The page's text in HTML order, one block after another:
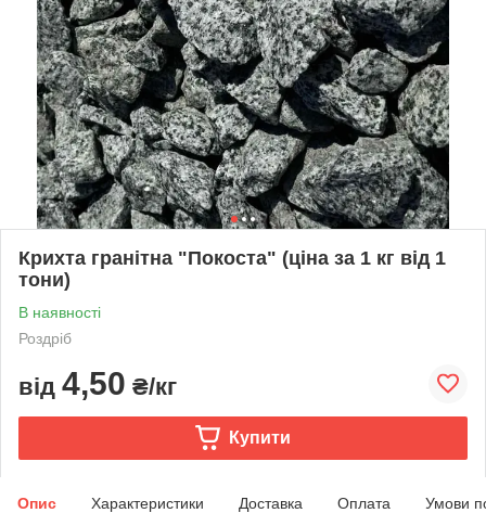
Крихта гранітна "Покоста" (ціна за 1 кг від 1
тони)
В наявності
Роздріб
від 4,50 ₴/кг
Купити
Опис Характеристики Доставка Оплата Умови